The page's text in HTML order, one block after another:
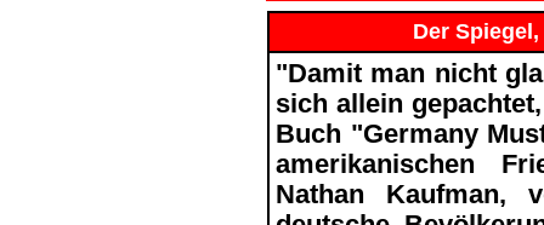
Der Spiegel,
"Damit man nicht
sich allein
Buch "Germany
amerikanischen
Nathan Kaufman,